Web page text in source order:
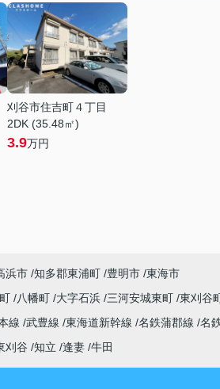
刈谷市住吉町４丁目
2DK (35.48㎡)
3.9万円
浜市 知多郡東浦町 豊明市 東海市
八幡町 大字石浜 三河安城東町 東刈谷
線 武豊線 東海道新幹線 名鉄蒲郡線 名
刈谷 知立 逢妻 牛田